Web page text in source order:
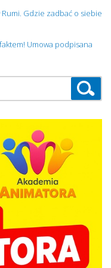
Gdzie zadbać o siebie
Umowa podpisana